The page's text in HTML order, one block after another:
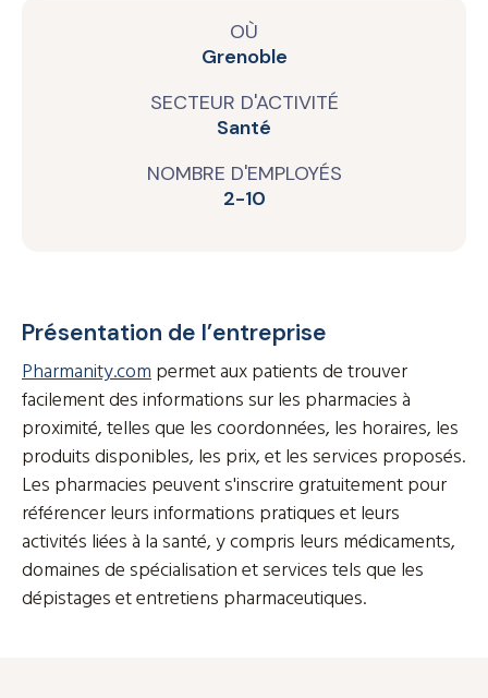
OÙ
Grenoble
SECTEUR D'ACTIVITÉ
Santé
NOMBRE D'EMPLOYÉS
2-10
Présentation de l’entreprise
Pharmanity.compermet aux patients de trouver
facilement des informations sur les pharmacies à
proximité, telles que les coordonnées, les horaires, les
produits disponibles, les prix, et les services proposés.
Les pharmacies peuvent s'inscrire gratuitement pour
référencer leurs informations pratiques et leurs
activités liées à la santé, y compris leurs médicaments,
domaines de spécialisation et services tels que les
dépistages et entretiens pharmaceutiques.